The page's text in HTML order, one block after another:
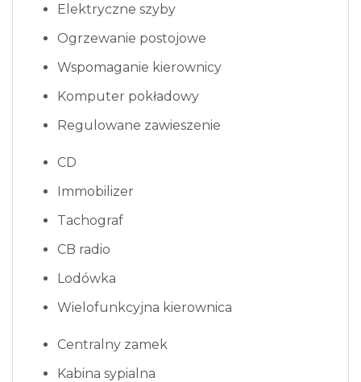
Elektryczne szyby
Ogrzewanie postojowe
Wspomaganie kierownicy
Komputer pokładowy
Regulowane zawieszenie
CD
Immobilizer
Tachograf
CB radio
Lodówka
Wielofunkcyjna kierownica
Centralny zamek
Kabina sypialna